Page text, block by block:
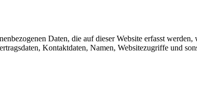
Daten, die auf dieser Website erfasst
Kontaktdaten, Namen, Websitezugriffe und